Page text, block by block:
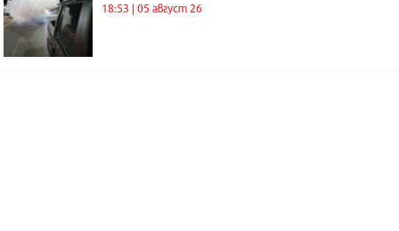
18:53 | 05 август 26